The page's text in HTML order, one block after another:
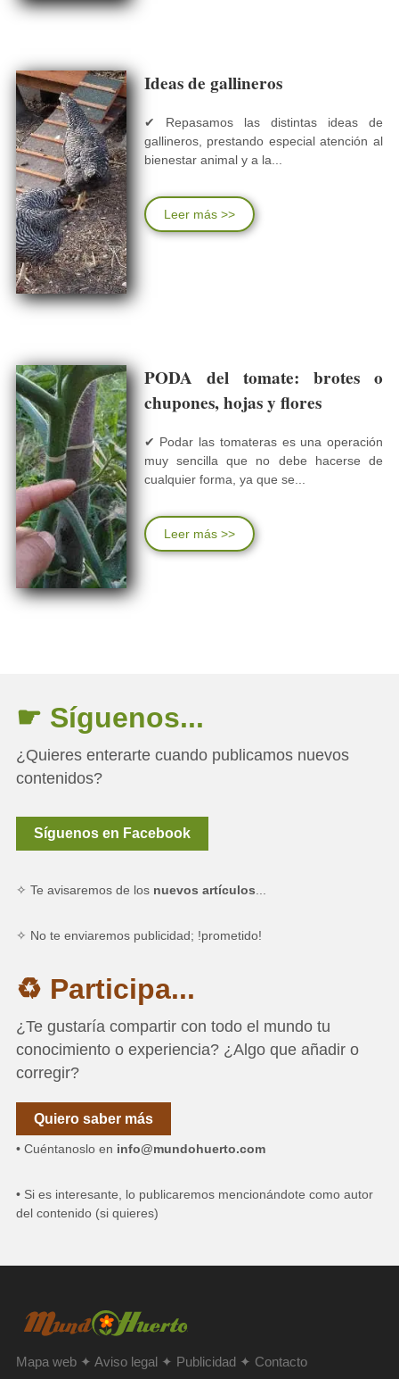
Ideas de gallineros
✔ Repasamos las distintas ideas de
gallineros, prestando especial atención al
bienestar animal y a la...
Leer más >>
PODA del tomate: brotes o
chupones, hojas y flores
✔ Podar las tomateras es una operación
muy sencilla que no debe hacerse de
cualquier forma, ya que se...
Leer más >>
☛ Síguenos...
¿Quieres enterarte cuando publicamos nuevos
contenidos?
Síguenos en Facebook
✧ Te avisaremos de los nuevos artículos
✧ No te enviaremos publicidad; !prometido!
♻ Participa...
¿Te gustaría compartir con todo el mundo tu
conocimiento o experiencia? ¿Algo que añadir o
corregir?
Quiero saber más
• Cuéntanoslo en info@mundohuerto.com
• Si es interesante, lo publicaremos mencionándote como autor
del contenido (si quieres)
Mapa web✦ Aviso legal ✦ Publicidad ✦ Contacto